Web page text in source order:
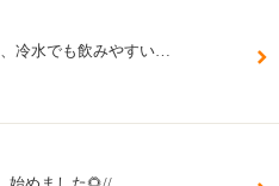
冷水でも飲みやすい…